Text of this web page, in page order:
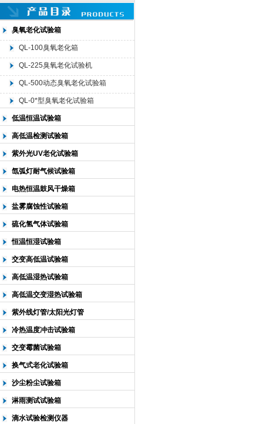
北京中科环试仪器有限公司
臭氧老化试验箱
QL-100臭氧老化箱
QL-225臭氧老化试验机
QL-500动态臭氧老化试验箱
QL-0*型臭氧老化试验箱
低温恒温试验箱
高低温检测试验箱
紫外光UV老化试验箱
氙弧灯耐气候试验箱
电热恒温鼓风干燥箱
盐雾腐蚀性试验箱
硫化氢气体试验箱
恒温恒湿试验箱
交变高低温试验箱
高低温湿热试验箱
高低温交变湿热试验箱
紫外线灯管/太阳光灯管
冷热温度冲击试验箱
交变霉菌试验箱
换气式老化试验箱
沙尘粉尘试验箱
淋雨测试试验箱
滴水试验检测仪器